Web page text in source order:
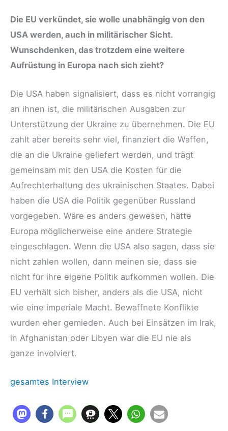
Die EU verkündet, sie wolle unabhängig von den
USA werden, auch in militärischer Sicht.
Wunschdenken, das trotzdem eine weitere
Aufrüstung in Europa nach sich zieht?
Die USA haben signalisiert, dass es nicht vorrangig
an ihnen ist, die militärischen Ausgaben zur
Unterstützung der Ukraine zu übernehmen. Die EU
zahlt aber bereits sehr viel, finanziert die Waffen,
die an die Ukraine geliefert werden, und trägt
gemeinsam mit den USA die Kosten für die
Aufrechterhaltung des ukrainischen Staates. Dabei
haben die USA die Politik gegenüber Russland
vorgegeben. Wäre es anders gewesen, hätte
Europa möglicherweise eine andere Strategie
eingeschlagen. Wenn die USA also sagen, dass sie
nicht zahlen wollen, dann meinen sie, dass sie
nicht für ihre eigene Politik aufkommen wollen. Die
EU verhält sich bisher, anders als die USA, nicht
wie eine imperiale Macht. Bewaffnete Konflikte
wurden eher gemieden. Auch bei Einsätzen im Irak,
in Afghanistan oder Libyen war die EU nie als
ganze involviert.
gesamtes Interview